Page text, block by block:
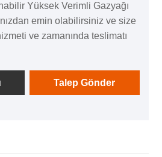
Yüksek Verimli Gazyağı
emin olabilirsiniz ve size
ve zamanında teslimatı
Talep Gönder